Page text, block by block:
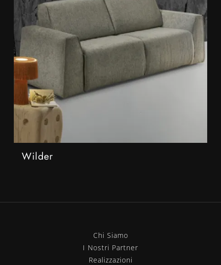
Wilder
Chi Siamo
I Nostri Partner
Realizzazioni